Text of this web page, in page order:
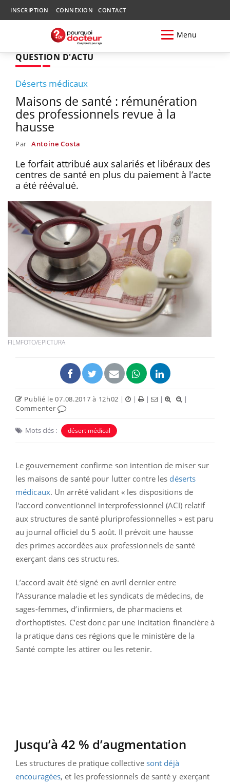
INSCRIPTION CONNEXION CONTACT
Menu
QUESTION D'ACTU
Déserts médicaux
Maisons de santé : rémunération
des professionnels revue à la
hausse
Par Antoine Costa
Le forfait attribué aux salariés et libéraux des
centres de santé en plus du paiement à l’acte
a été réévalué.
FILMFOTO/EPICTURA
Publié le 07.08.2017 à 12h02 | | | |
|
Commenter
Mots clés : désert médical
Le gouvernement confirme son intention de miser sur
les maisons de santé pour lutter contre les déserts
médicaux. Un arrêté validant « les dispositions de
l'accord conventionnel interprofessionnel (ACI) relatif
aux structures de santé pluriprofessionnelles » est paru
au journal officiel du 5 août. Il prévoit une hausse
des primes accordées aux professionnels de santé
exerçant dans ces structures.
L’accord avait été signé en avril dernier entre
l’Assurance maladie et les syndicats de médecins, de
sages-femmes, d’infirmiers, de pharmaciens et
d’orthoptistes. C’est donc par une incitation financière à
la pratique dans ces régions que le ministère de la
Santé compte les attirer ou les retenir.
Jusqu’à 42 % d’augmentation
Les structures de pratique collective sont déjà
encouragées, et les professionnels de santé y exerçant